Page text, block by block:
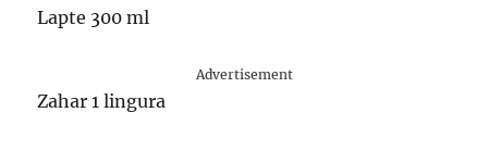
Lapte 300 ml
Advertisement
Zahar 1 lingura